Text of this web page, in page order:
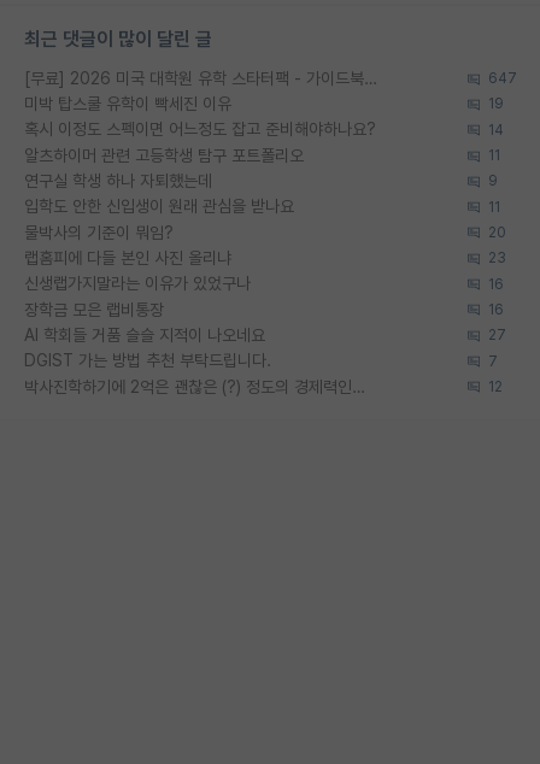
최근 댓글이 많이 달린 글
[무료] 2026 미국 대학원 유학 스타터팩 - 가이드북 & 합격자 컨택메일 템플릿 647
미박 탑스쿨 유학이 빡세진 이유 19
혹시 이정도 스펙이면 어느정도 잡고 준비해야하나요? 14
알츠하이머 관련 고등학생 탐구 포트폴리오 11
연구실 학생 하나 자퇴했는데 9
입학도 안한 신입생이 원래 관심을 받나요 11
물박사의 기준이 뭐임? 20
랩홈피에 다들 본인 사진 올리냐 23
신생랩가지말라는 이유가 있었구나 16
장학금 모은 랩비통장 16
AI 학회들 거품 슬슬 지적이 나오네요 27
DGIST 가는 방법 추천 부탁드립니다. 7
박사진학하기에 2억은 괜찮은 (?) 정도의 경제력인가요 12